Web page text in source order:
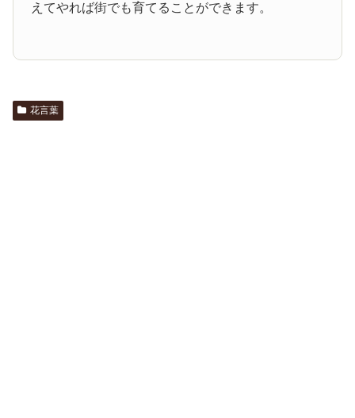
えてやれば街でも育てることができます。
花言葉